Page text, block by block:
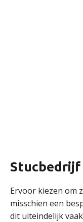
Ervoor kiezen om
misschien een
dit uiteindelijk